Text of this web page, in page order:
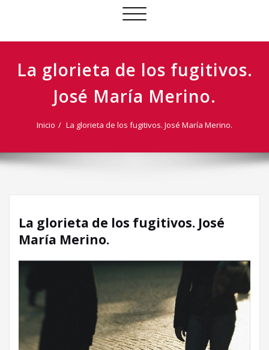
Cambiar
La glorieta de los fugitivos.
José María Merino.
Inicio La glorieta de los fugitivos. José María Merino.
La glorieta de los fugitivos. José
María Merino.